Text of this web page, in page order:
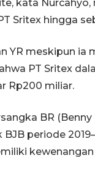
kata
Sritex hingga
YR meskipun
PT Sritex
Rp200 miliar.
BR
BJB periode